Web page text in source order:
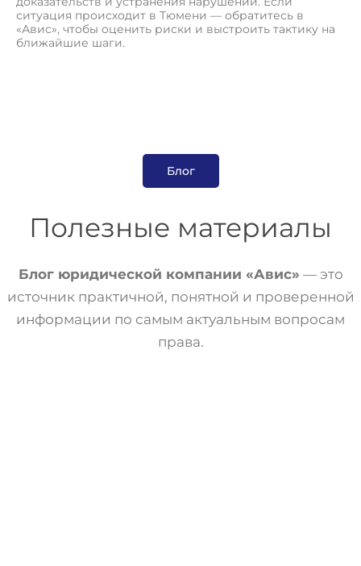
ситуация происходит в Тюмени — обратитесь в
«Авис», чтобы оценить риски и выстроить тактику на
ближайшие шаги.
Блог
Полезные материалы
Блог юридической компании «Авис» — это
источник практичной, понятной и проверенной
информации по самым актуальным вопросам
права.